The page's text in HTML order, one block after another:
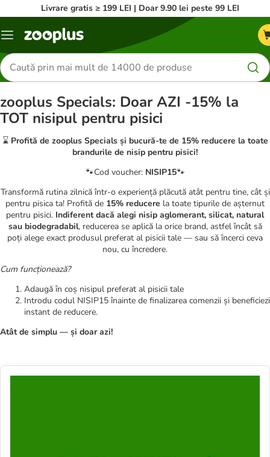
Livrare gratis ≥ 199 LEI | Doar 9.90 lei peste 99 LEI
Categorii
Căutare
produse
zooplus Specials: Doar AZI -15% la
TOT nisipul pentru pisici
⌛ Profită de zooplus Specials și bucură-te de 15% reducere la toate
brandurile de nisip pentru pisici!
🐾Cod voucher: NISIP15🐾
Transformă rutina zilnică într-o experiență plăcută atât pentru tine, cât și
pentru pisica ta! Profită de 15% reducere la toate tipurile de așternut
pentru pisici. Indiferent dacă alegi nisip aglomerant, silicat, natural
sau biodegradabil, reducerea se aplică la orice brand, astfel încât să
poți alege exact produsul preferat al pisicii tale — sau să încerci ceva
nou, cu încredere.
Cum funcționează?
Adaugă în coș nisipul preferat al pisicii tale
Introdu codul NISIP15 înainte de finalizarea comenzii și beneficiezi
instant de reducere.
Atât de simplu — și doar azi!